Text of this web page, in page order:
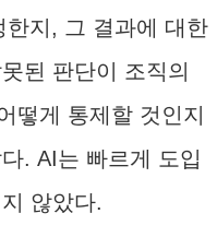
지, 그 결과에 대한
된 판단이 조직의
떻게 통제할 것인지
. AI는 빠르게 도입
않았다.